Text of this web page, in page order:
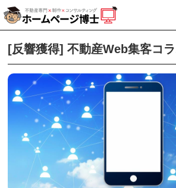
反響獲得｜不動産Web集客コラム一覧｜不動産ホームページ制
不動産ホームページ制作TOP 不動産Web集客コラム